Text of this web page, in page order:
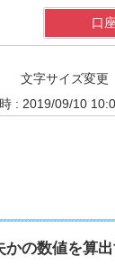
口
文字サイズ変更
: 2019/09/10
かの数値を算